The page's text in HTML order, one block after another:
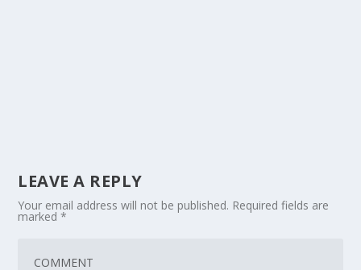
LEAVE A REPLY
Your email address will not be published. Required fields are
marked*